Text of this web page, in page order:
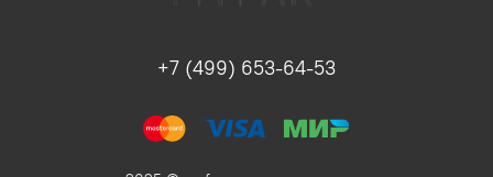
+7 (499) 653-64-53